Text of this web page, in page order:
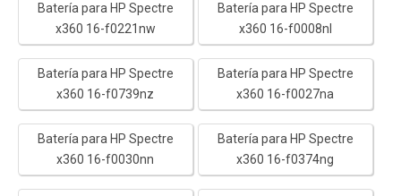
Batería para HP Spectre
x360 16-f0221nw
Batería para HP Spectre
x360 16-f0008nl
Batería para HP Spectre
x360 16-f0739nz
Batería para HP Spectre
x360 16-f0027na
Batería para HP Spectre
x360 16-f0030nn
Batería para HP Spectre
x360 16-f0374ng